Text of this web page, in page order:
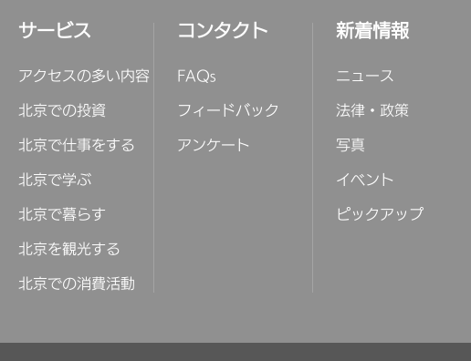
サービス
アクセスの多い内容
北京での投資
北京で仕事をする
北京で学ぶ
北京で暮らす
北京を観光する
北京での消費活動
コンタクト
FAQs
フィードバック
アンケート
新着情報
ニュース
法律・政策
写真
イベント
ピックアップ